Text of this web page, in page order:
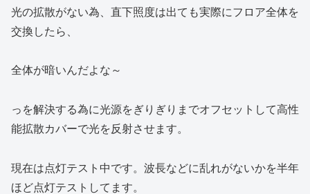
光の拡散がない為、直下照度は出ても実際にフロア全体を
交換したら、
全体が暗いんだよな～
っを解決する為に光源をぎりぎりまでオフセットして高性
能拡散カバーで光を反射させます。
現在は点灯テスト中です。波長などに乱れがないかを半年
ほど点灯テストしてます。